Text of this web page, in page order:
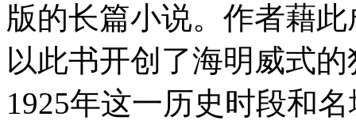
版的长篇小说。作者藉
以此书开创了海明威式
1925年这一历史时段和